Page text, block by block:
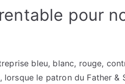
pour
bleu, blanc, rouge,
lorsque le patron du Father